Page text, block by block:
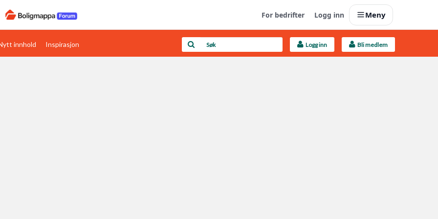
For bedrifter Logg inn Meny
Boligens papirer Last opp selv
innhold Inspirasjon Logg inn Bli medlem